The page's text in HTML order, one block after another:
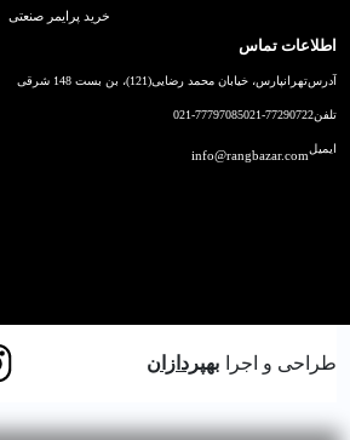
خرید پرایمر صنعتی
اطلاعات تماس
آدرستهرانپارس، خیابان محمد رضایی(121)، بن بست 148 شرقی
تلفن021-77290722
021-77797085
ایمیلinfo@rangbazar.com
طراحی و اجرا بهپردازان